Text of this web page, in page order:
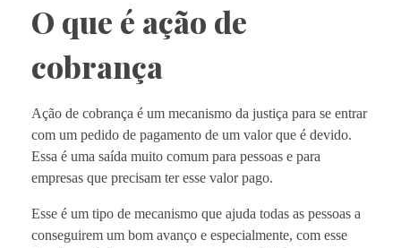
O que é ação de
cobrança
Ação de cobrança é um mecanismo da justiça para se entrar
com um pedido de pagamento de um valor que é devido.
Essa é uma saída muito comum para pessoas e para
empresas que precisam ter esse valor pago.
Esse é um tipo de mecanismo que ajuda todas as pessoas a
conseguirem um bom avanço e especialmente, com esse